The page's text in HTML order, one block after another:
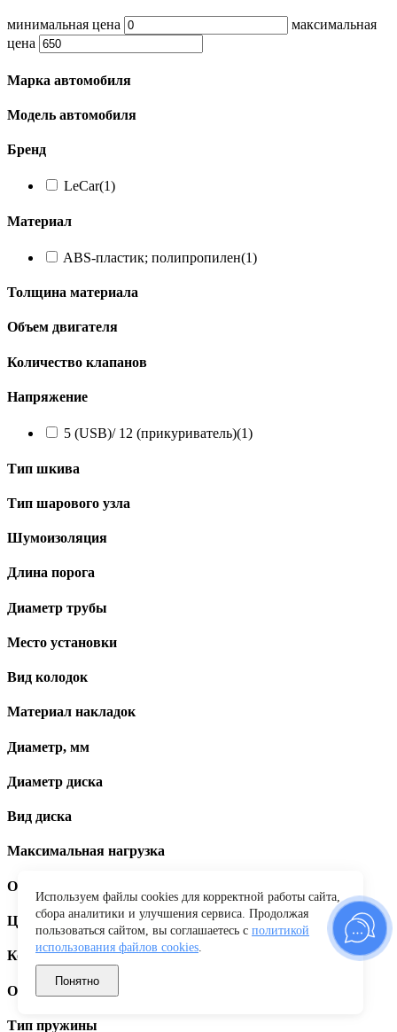
минимальная цена
максимальная
цена
Марка автомобиля
Модель автомобиля
Бренд
LeCar(1)
Материал
ABS-пластик; полипропилен(1)
Толщина материала
Объем двигателя
Количество клапанов
Напряжение
5 (USB)/ 12 (прикуриватель)(1)
Тип шкива
Тип шарового узла
Шумоизоляция
Длина порога
Диаметр трубы
Место установки
Вид колодок
Материал накладок
Диаметр, мм
Диаметр диска
Вид диска
Максимальная нагрузка
Объем бокса
Цвет
Количество шлицов
Открытие бокса
Тип пружины
Используем файлы cookies для корректной работы сайта,
сбора аналитики и улучшения сервиса. Продолжая
пользоваться сайтом, вы соглашаетесь с политикой
использования файлов cookies.
Понятно